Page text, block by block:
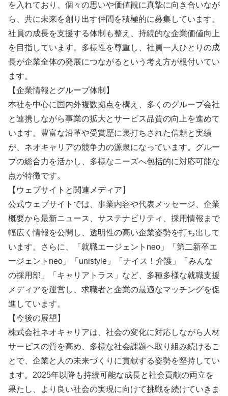
を入れており、個々の思いや価値観に真摯に向き合いなが
ら、共に未来を創り出す仲間を積極的に募集しています。
社員の成長を支援する体制も整え、持続的な企業価値向上
を目指しています。多様性を尊重し、社員一人ひとりの成
長が企業全体の発展につながるという考え方が根付いてい
ます。
【企業情報とグループ体制】
本社を中心に国内外複数拠点を構え、多くのグループ会社
と連携しながら事業の拡大とサービス品質の向上を進めて
います。豊富な沿革や受賞歴に裏打ちされた信頼と実績
が、ネオキャリアの競争力の源泉になっています。グルー
プの総合力を活かし、多様なニーズへ包括的に対応可能な
点が特徴です。
【ウェブサイトと関連メディア】
公式ウェブサイトでは、事業内容や代表メッセージ、企業
概要から最新ニュース、サステナビリティ、採用情報まで
幅広く情報を公開し、透明性の高い企業姿勢を打ち出して
います。さらに、「就職エージェントneo」「第二新卒エ
ージェントneo」「unistyle」「ナイス！介護」「みんな
の採用部」「キャリアトラス」など、多種多様な就職支援
メディアを運営し、求職者と企業の最適なマッチングを促
進しています。
【今後の展望】
株式会社ネオキャリアは、社会の変化に対応しながら人材
サービスの質を高め、多様な社会課題へ取り組み続けるこ
とで、企業と人の未来づくりに貢献する姿勢を堅持してい
ます。2025年以降も持続可能な成長と社会貢献の両立を
果たし、より良い社会の実現に向けて挑戦を続けていきま